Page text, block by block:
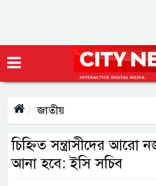
জাতীয়
চিহ্নিত সন্ত্রাসীদের
আনা হবে: ইসি সচিব